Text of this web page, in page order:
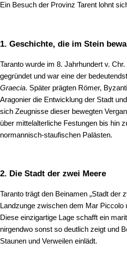
Ein Besuch der Provinz Tarent lohnt
1. Geschichte, die im Stein
Taranto wurde im 8. Jahrhundert v.
gegründet und war eine der
Graecia. Später prägten Römer,
Aragonier die Entwicklung der Stadt
sich Zeugnisse dieser bewegten
über mittelalterliche Festungen bis hin
normannisch‑staufischen Palästen.
2. Die Stadt der zwei Meere
Taranto trägt den Beinamen „Stadt der
Landzunge zwischen dem Mar Piccolo
Diese einzigartige Lage schafft ein
nirgendwo sonst so deutlich zeigt und
Staunen und Verweilen einlädt.